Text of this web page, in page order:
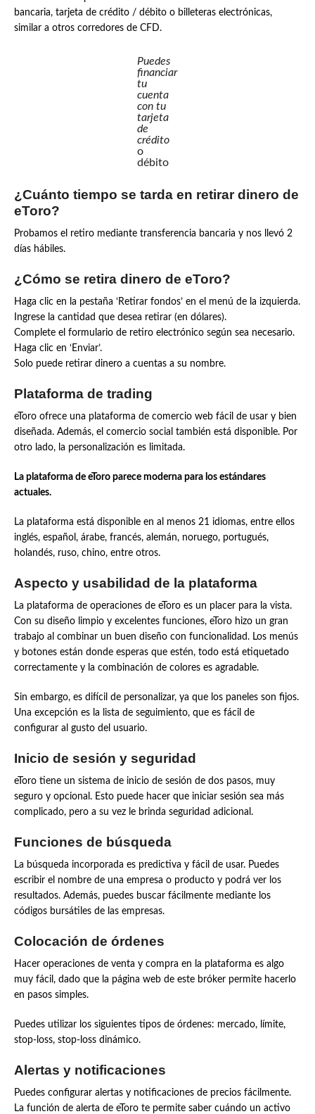
bancaria, tarjeta de crédito / débito o billeteras electrónicas,
similar a otros corredores de CFD.
Puedes
financiar
tu
cuenta
con tu
tarjeta
de
crédito
o
débito
¿Cuánto tiempo se tarda en retirar dinero de
eToro?
Probamos el retiro mediante transferencia bancaria y nos llevó 2
días hábiles.
¿Cómo se retira dinero de eToro?
Haga clic en la pestaña ‘Retirar fondos’ en el menú de la izquierda.
Ingrese la cantidad que desea retirar (en dólares).
Complete el formulario de retiro electrónico según sea necesario.
Haga clic en ‘Enviar’.
Solo puede retirar dinero a cuentas a su nombre.
Plataforma de trading
eToro ofrece una plataforma de comercio web fácil de usar y bien
diseñada. Además, el comercio social también está disponible. Por
otro lado, la personalización es limitada.
La plataforma de eToro parece moderna para los estándares
actuales.
La plataforma está disponible en al menos 21 idiomas, entre ellos
inglés, español, árabe, francés, alemán, noruego, portugués,
holandés, ruso, chino, entre otros.
Aspecto y usabilidad de la plataforma
La plataforma de operaciones de eToro es un placer para la vista.
Con su diseño limpio y excelentes funciones, eToro hizo un gran
trabajo al combinar un buen diseño con funcionalidad. Los menús
y botones están donde esperas que estén, todo está etiquetado
correctamente y la combinación de colores es agradable.
Sin embargo, es difícil de personalizar, ya que los paneles son fijos.
Una excepción es la lista de seguimiento, que es fácil de
configurar al gusto del usuario.
Inicio de sesión y seguridad
eToro tiene un sistema de inicio de sesión de dos pasos, muy
seguro y opcional. Esto puede hacer que iniciar sesión sea más
complicado, pero a su vez le brinda seguridad adicional.
Funciones de búsqueda
La búsqueda incorporada es predictiva y fácil de usar. Puedes
escribir el nombre de una empresa o producto y podrá ver los
resultados. Además, puedes buscar fácilmente mediante los
códigos bursátiles de las empresas.
Colocación de órdenes
Hacer operaciones de venta y compra en la plataforma es algo
muy fácil, dado que la página web de este bróker permite hacerlo
en pasos simples.
Puedes utilizar los siguientes tipos de órdenes: mercado, límite,
stop-loss, stop-loss dinámico.
Alertas y notificaciones
Puedes configurar alertas y notificaciones de precios fácilmente.
La función de alerta de eToro te permite saber cuándo un activo